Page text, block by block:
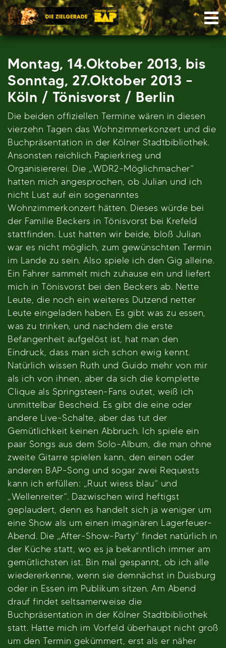
Skip
to
content
Montag, 14.Oktober 2013, bis
Sonntag, 27.Oktober 2013 –
Köln / Tönisvorst / Berlin
Die beiden offiziellen Termine wären in diesen
vierzehn Tagen das Wohnzimmerkonzert und die
Buchpräsentation in der Kölner Stadtbibliothek.
Ansonsten reichlich Papierkrieg und
Organisiererei. Die „WDR2-Möglichmacher“
hatten mich angesprochen, ob Julian und ich
nicht Lust auf ein sogenanntes
Wohnzimmerkonzert hätten. Dieses würde bei
der Familie Beckers in Tönisvorst bei Krefeld
stattfinden. Lust hatten wir beide, bloß Julian
war es nicht möglich, zum gewünschten Termin
im Lande zu sein. Also spiele ich den Gig alleine.
Ein Fahrer sammelt mich zuhause ein und liefert
mich in Tönisvorst bei den Beckers ab. Nette
Leute, die noch ein weiteres Dutzend netter
Leute eingeladen haben. Es gibt was zu essen,
was zu trinken, und nachdem die erste
Befangenheit aufgelöst ist, hat man den
Eindruck, dass man sich schon ewig kennt.
Natürlich wissen Ruth und Guido mehr von mir
als ich von ihnen, aber da sich die komplette
Clique als Springsteen-Fans outet, weiß ich
unmittelbar Bescheid. Es gibt die eine oder
andere Live-Schalte, aber das tut der
Gemütlichkeit keinen Abbruch. Ich spiele ein
paar Songs aus dem Solo-Album, die man ohne
zweite Gitarre spielen kann, den einen oder
anderen BAP-Song und sogar zwei Requests
kann ich erfüllen: „Ruut wiess blau“ und
„Wellenreiter“. Dazwischen wird heftigst
geplaudert, denn es handelt sich ja weniger um
eine Show als um einen imaginären Lagerfeuer-
Abend. Die „After-Show-Party“ findet natürlich in
der Küche statt, wo es ja bekanntlich immer am
gemütlichsten ist. Bin mal gespannt, ob ich alle
wiedererkenne, wenn sie demnächst in Duisburg
oder in Essen im Publikum sitzen. Am Abend
drauf findet seltsamerweise die
Buchpräsentation in der Kölner Stadtbibliothek
statt. Hatte mich im Vorfeld überhaupt nicht groß
um den Termin gekümmert, erst als er näher